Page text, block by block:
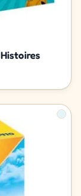
Histoires